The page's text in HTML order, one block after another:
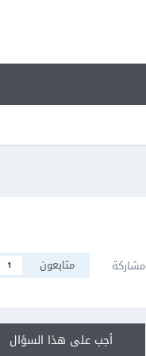
مشاركة متابعون 1
أجب على هذا السؤال